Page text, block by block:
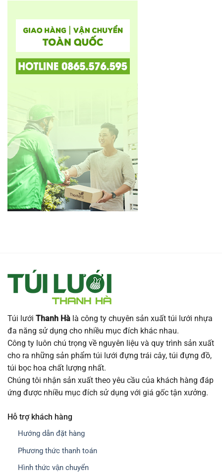
Túi lưới Thanh Hà là công ty chuyên sản xuất túi lưới nhựa
đa năng sử dụng cho nhiều mục đích khác nhau.
Công ty luôn chú trọng về nguyên liệu và quy trình sản xuất
cho ra những sản phẩm túi lưới đựng trái cây, túi đựng đồ,
túi bọc hoa chất lượng nhất.
Chúng tôi nhận sản xuất theo yêu cầu của khách hàng đáp
ứng được nhiều mục đích sử dụng với giá gốc tận xưởng.
Hỗ trợ khách hàng
Hướng dẫn đặt hàng
Phương thức thanh toán
Hình thức vận chuyển